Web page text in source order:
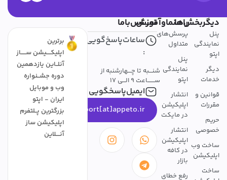
دیگربخش‌ها
پنل
نمایندگی
اپتو
دیگر
خدمات
قوانین و
مقررات
حریم
خصوصی
ساخت وب
اپلیکیشن
ساخت
راهنماوآموزش
پرسش‌های
متداول
پنل
نمایندگی
اپتو
انتشار
اپلیکیشن
در مایکت
انتشار
اپلیکیشن
در کافه
بازار
رفع خطای
تمــــاس‌باما
ساعات‌پاسخ‌گویی
:
شنـــبه تا چـــهارشنبه از
ســـــــاعت 9 الـــی 17
ایمیل‌پاسخگویی
support[at]appeto.ir
برترین
اپلیکــــیشن ســـــاز
آنلــاین یازدهمین
دوره جشــنواره
وب و موبایل
ایران - اپتو
بزرگترین پــلتفرم
اپلیکیشن ساز
آنــــلاین